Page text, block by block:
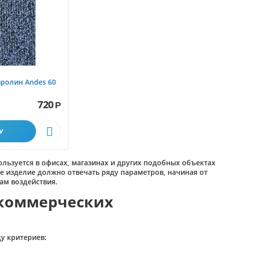
Andes 60
720 Р

в офисах, магазинах и других подобных объектах
должно отвечать ряду параметров, начиная от
воздействия.
критериев: